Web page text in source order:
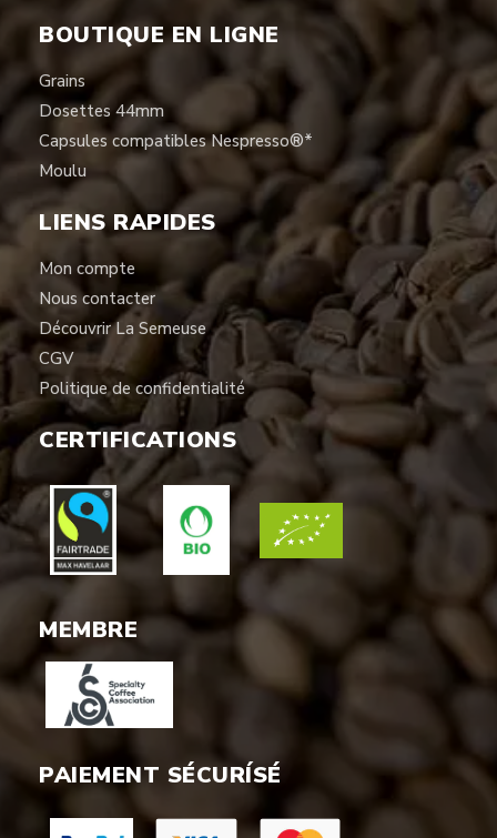
BOUTIQUE EN LIGNE
Grains
Dosettes 44mm
Capsules compatibles Nespresso®*
Moulu
LIENS RAPIDES
Mon compte
Nous contacter
Découvrir La Semeuse
CGV
Politique de confidentialité
CERTIFICATIONS
MEMBRE
PAIEMENT SÉCURÍSÉ